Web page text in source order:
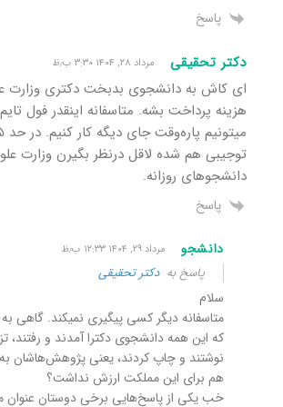
پاسخ
دکتر تحقیقی مرداد ۲۸, ۱۴۰۴ ۳:۳۰ ب٫ظ
ای کاش به دانشجوی بدبخت دکتری
هزینه پرداخت بشه. متاسفانه اینقدر فول
توجیبی هم شده لاقل درنظر بگیرن وزارت
دانشجوهای روزانه.
پاسخ
دانشجو مرداد ۲۹, ۱۴۰۴ ۱۲:۳۳ ب٫ظ
پاسخ بهدکتر تحقیقی
سلام
متاسفانه دیگر کسی پیگیری نمیکند. گاهی
که این همه دانشجوی دکترا آمدند و
نوشتند و چاپ کردند، یعنی پژوهش‌هاشان به
هم برای این مملکت ارزش نداشت؟
خب یکی از پاسخ‌هایی برخی دوستان عنوان